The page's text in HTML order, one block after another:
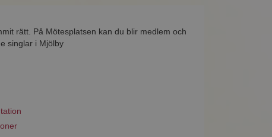
rätt. På Mötesplatsen kan du blir medlem och
singlar i Mjölby